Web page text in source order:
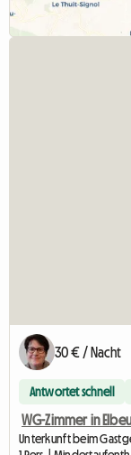
30 € / Nacht
Antwortet schnell
WG-Zimmer in
Unterkunft beim